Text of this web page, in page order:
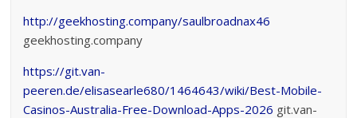
http://geekhosting.company/saulbroadnax46
geekhosting.company
https://git.van-
peeren.de/elisasearle680/1464643/wiki/Best-Mobile-
Casinos-Australia-Free-Download-Apps-2026 git.van-